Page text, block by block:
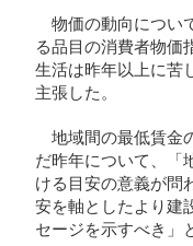
物価の動向につい
る品目の消費者物価
生活は昨年以上に苦
主張した。
地域間の最低賃金
だ昨年について、「
ける目安の意義が問
安を軸としたより建
セージを示すべき」